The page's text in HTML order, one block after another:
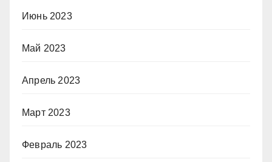
Июнь 2023
Май 2023
Апрель 2023
Март 2023
Февраль 2023